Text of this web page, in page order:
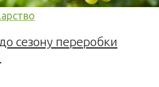
сезону переробки